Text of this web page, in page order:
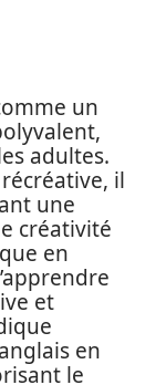
un
adultes.
il
une
créativité
en
et
en
le